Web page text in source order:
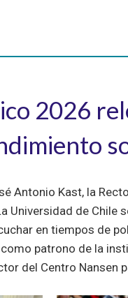
2026
Antonio Kast, la
Universidad de Chile
en tiempos de
patrono de la
del Centro Nansen